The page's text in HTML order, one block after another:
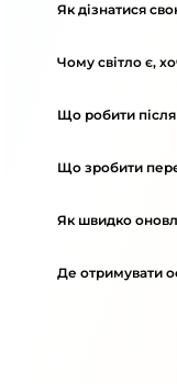
Як дізнатися
Чому світло є,
Що робити після
Що зробити
Як швидко
Де отримувати